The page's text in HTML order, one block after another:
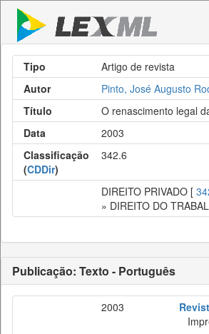
Tipo
Artigo de revista
Autor
Pinto, José Augusto
Título
O renascimento legal
Data
2003
Classificação
(CDDir)
342.6
DIREITO PRIVADO [
» DIREITO DO
Publicação: Texto - Português
2003